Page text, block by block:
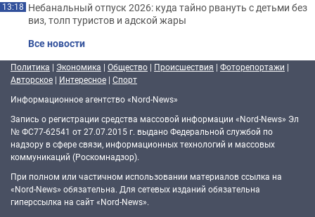
13:18 Небанальный отпуск 2026: куда тайно рвануть с детьми без
виз, толп туристов и адской жары
Все новости
Политика | Экономика | Общество | Происшествия | Фоторепортажи |
Авторское | Интересное | Спорт
Информационное агентство «Nord-News»
Запись о регистрации средства массовой информации «Nord-News» Эл
№ ФС77-62541 от 27.07.2015 г. выдано Федеральной службой по
надзору в сфере связи, информационных технологий и массовых
коммуникаций (Роскомнадзор).
При полном или частичном использовании материалов ссылка на
«Nord-News» обязательна. Для сетевых изданий обязательна
гиперссылка на сайт «Nord-News».